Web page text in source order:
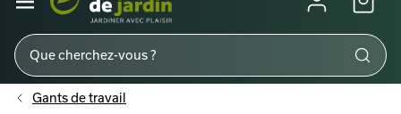
Gants de travail